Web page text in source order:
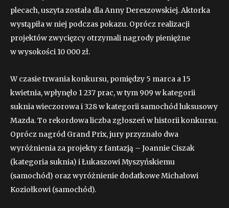
plecach, uszyta została dla Anny Dereszowskiej. Aktorka
wystąpiła w niej podczas pokazu. Oprócz realizacji
projektów zwycięzcy otrzymali nagrody pieniężne
w wysokości 10 000 zł.
W czasie trwania konkursu, pomiędzy 5 marca a 15
kwietnia, wpłynęło 1 237 prac, w tym 909 w kategorii
suknia wieczorowa i 328 w kategorii samochód luksusowy
Mazda. To rekordowa liczba zgłoszeń w historii konkursu.
Oprócz nagród Grand Prix, jury przyznało dwa
wyróżnienia za projekty z fantazją – Joannie Ciszak
(kategoria suknia) i Łukaszowi Myszyńskiemu
(samochód) oraz wyróżnienie dodatkowe Michałowi
Koziołkowi (samochód).